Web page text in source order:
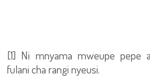
[1] Ni mnyama mweupe pepe
fulani cha rangi nyeusi.